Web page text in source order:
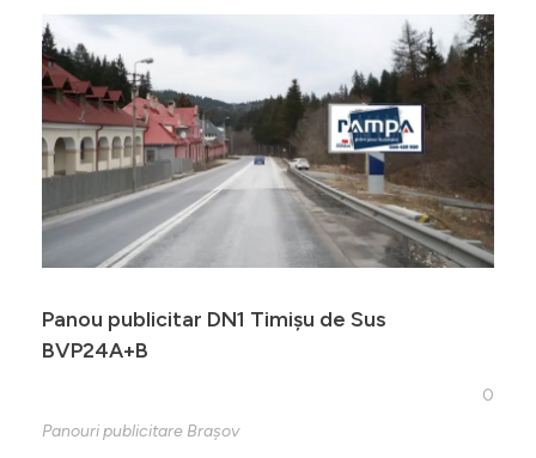
Panou publicitar DN1 Timișu de Sus
BVP24A+B
0
Panouri publicitare Brașov